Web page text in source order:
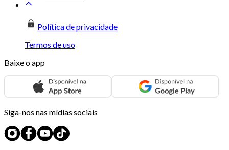
Política de privacidade
Termos de uso
Baixe o app
Siga-nos nas mídias sociais